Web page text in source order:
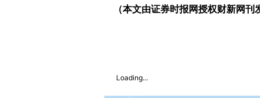
（本文由证券时报网授权财新网
Loading...